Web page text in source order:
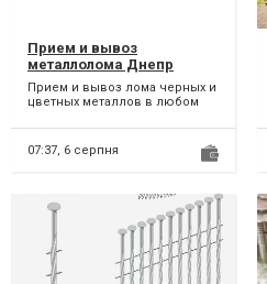
Прием и вывоз
металлолома Днепр
Прием и вывоз лома черных и
цветных металлов в любом
взвешивание и опла...
07:37, 6 серпня